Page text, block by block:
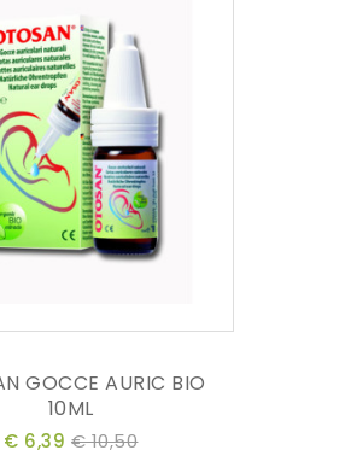
GOCCE AURIC BIO
10ML
€ 6,39 € 10,50